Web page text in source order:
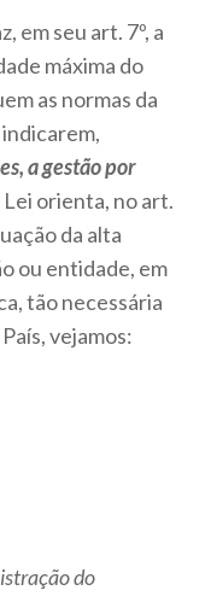
em seu art. 7º, a
máxima do
as normas da
a gestão por
Lei orienta, no art.
da alta
ou entidade, em
tão necessária
vejamos:
do